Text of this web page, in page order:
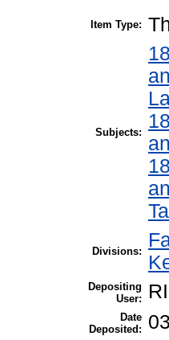
Item Type:
Subjects:
Divisions:
Depositing
User:
Date
Deposited: